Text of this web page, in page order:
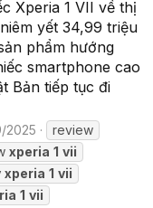
Xperia 1 VII về thị
yết 34,99 triệu
phẩm hướng
smartphone cao
Bản tiếp tục đi
2025
review
xperia 1 vii
xperia 1 vii
1 vii